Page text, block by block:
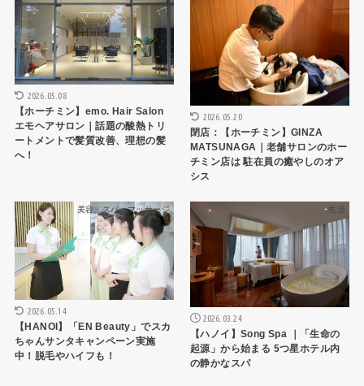
2026.05.08
【ホーチミン】emo. Hair Salon
エモヘアサロン｜話題の酸熱トリ
ートメントで髪質改善、理想の髪
へ！
2026.05.20
閉店：【ホーチミン】GINZA
MATSUNAGA｜老舗サロンのホー
チミン店は 駐在員の癒やしのオア
シス
美容・スパ・マッサージ
2026.05.14
【HANOI】「EN Beauty」でスカ
ちゃんサンタキャンペーン実施
中！脱毛やハイフも！
生活
2026.03.24
【ハノイ】Song Spa ｜「生命の
起源」から始まる 5つ星ホテル内
の静かなスパ